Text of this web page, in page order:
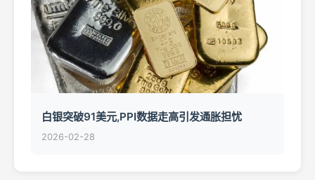
白银突破91美元,PPI数据走高引发通胀担忧
2026-02-28